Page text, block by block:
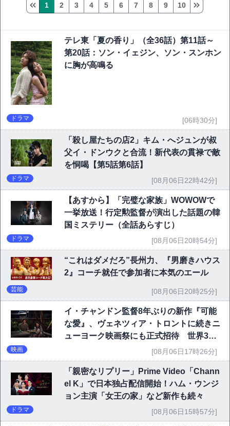
1 2 3 4 5 6 7 8 9 10
テレ東「夏の香り」（全36話）第11話～
第20話：ソン・イェジン、ソン・スンホン
に胸が高鳴る
ドラマ [06時30分]
「殺し屋たちの店2」キム・へジュンが叔
父イ・ドンウクと合流！新代表の貫禄で敵
を恫喝【第5話第6話】
ドラマ [08月06日22時42分]
【あすから】「完璧な家族」WOWOWで
一挙放送！行定勲監督が演出した話題の韓
国ミステリー（全話あらすじ）
ドラマ [08月06日20時54分]
“これはダメだろ”長州力、『男磨きハウス
2』コーチ就任で参加者に本気のエール
芸能 [08月06日20時25分]
イ・チャンドン監督8年ぶりの新作『可能
な愛』、ヴェネツィア・トロントに続きニ
ューヨーク映画祭にも正式招待 世界3大
映画祭で快挙｜Netflix映画
映画 [08月06日17時26分]
「親密なリプリー」Prime Video「Chann
el K」で日本独占配信開始！ハム・ウンジ
ョン主演「女王の家」など新作も続々
ドラマ [08月06日15時57分]